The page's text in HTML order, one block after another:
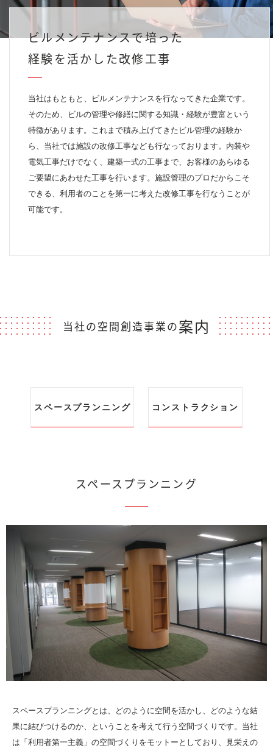
ビルメンテナンスで培った
経験を活かした改修工事
当社はもともと、ビルメンテナンスを行なってきた企業です。
そのため、ビルの管理や修繕に関する知識・経験が豊富という
特徴があります。これまで積み上げてきたビル管理の経験か
ら、当社では施設の改修工事なども行なっております。内装や
電気工事だけでなく、建築一式の工事まで、お客様のあらゆる
ご要望にあわせた工事を行います。施設管理のプロだからこそ
できる、利用者のことを第一に考えた改修工事を行なうことが
可能です。
当社の空間創造事業の案内
スペースプランニング コンストラクション
スペースプランニング
スペースプランニングとは、どのように空間を活かし、どのような結
果に結びつけるのか、ということを考えて行う空間づくりです。当社
は「利用者第一主義」の空間づくりをモットーとしており、見栄えの